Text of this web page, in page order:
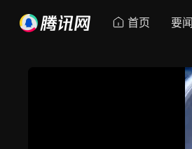
首页 要闻